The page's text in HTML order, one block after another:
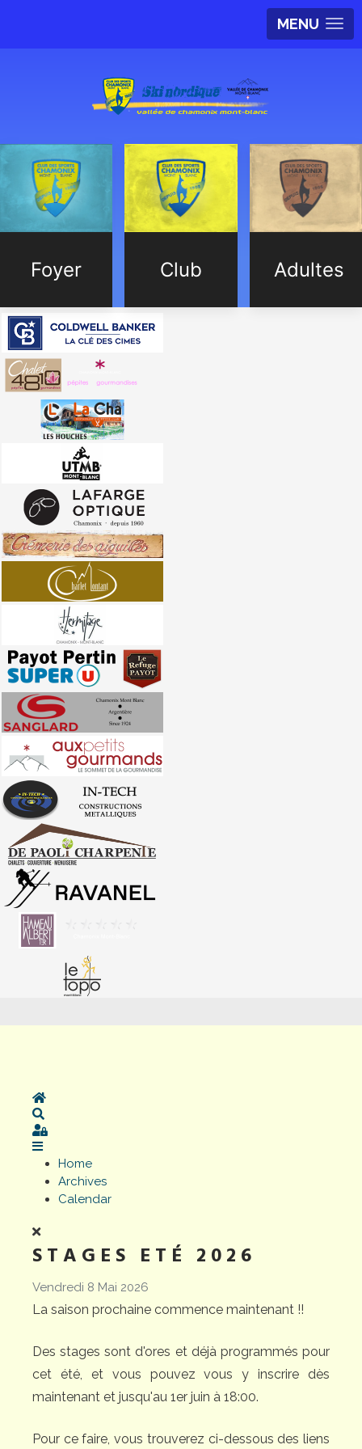
MENU
Foyer Club Adultes
Home
Sign In
Home
Archives
Calendar
STAGES ETÉ 2026
Vendredi 8 Mai 2026
La saison prochaine commence maintenant !!
Des stages sont d'ores et déjà programmés pour
cet été, et vous pouvez vous y inscrire dès
maintenant et jusqu'au 1er juin à 18:00.
Pour ce faire, vous trouverez ci-dessous des liens